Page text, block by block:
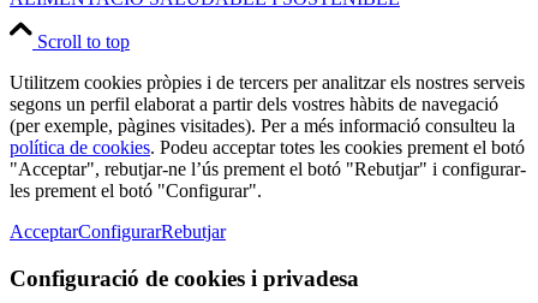
Scroll to top
Utilitzem cookies pròpies i de tercers per analitzar els nostres serveis
segons un perfil elaborat a partir dels vostres hàbits de navegació
(per exemple, pàgines visitades). Per a més informació consulteu la
política de cookies. Podeu acceptar totes les cookies prement el botó
"Acceptar", rebutjar-ne l’ús prement el botó "Rebutjar" i configurar-
les prement el botó "Configurar".
AcceptarConfigurarRebutjar
Configuració de cookies i privadesa